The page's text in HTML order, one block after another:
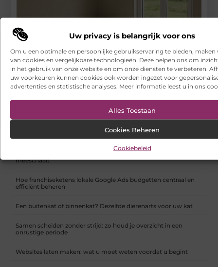
Uw privacy is belangrijk voor ons
Om u een optimale en persoonlijke gebruikservaring te bieden, maken
van cookies en vergelijkbare technologieën. Deze helpen ons om
in het gebruik van onze website en om onze diensten te verbeteren.
uw voorkeuren kunnen cookies ook worden ingezet voor
advertenties en statistische analyses. Meer informatie leest u in ons
Alles Toestaan
Cookies Beheren
Cookiebeleid
Vloerverwarming droogbouw als moderne
RECENTE BERICHTEN
Een leverancier van alcoholische producten die met u
meeschaalt
Hoe franchiseketens lokale Google Ads budgetten centraal en
efficiënt beheren
Een buitenkat of binnenkat? Dezelfde dierenarts voor uw kat
Samen scheiden zonder strijd: zo houd je overzicht in een
onrustige periode
Websites laten maken: wat u moet weten voordat u begint